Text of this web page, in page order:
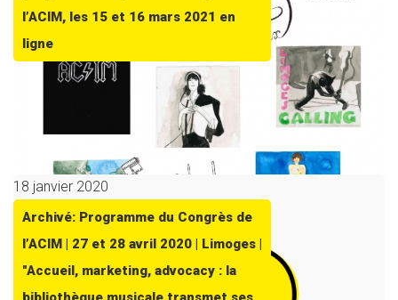
l’ACIM, les 15 et 16 mars 2021 en
ligne
18 janvier 2020
Archivé: Programme du Congrès de
l’ACIM | 27 et 28 avril 2020 | Limoges |
"Accueil, marketing, advocacy : la